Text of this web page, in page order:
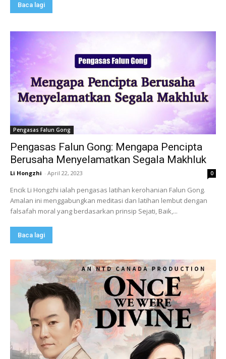
Baca lagi
Pengasas Falun Gong
Pengasas Falun Gong: Mengapa Pencipta
Berusaha Menyelamatkan Segala Makhluk
Li Hongzhi - April 22, 2023 0
Encik Li Hongzhi ialah pengasas latihan kerohanian Falun Gong.
Amalan ini menggabungkan meditasi dan latihan lembut dengan
falsafah moral yang berdasarkan prinsip Sejati, Baik,...
Baca lagi